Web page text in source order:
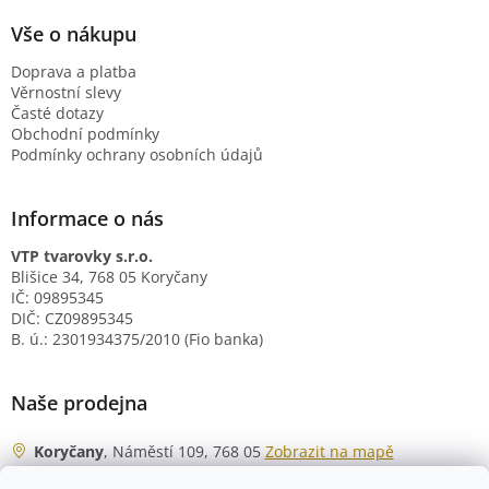
Vše o nákupu
Doprava a platba
Věrnostní slevy
Časté dotazy
Obchodní podmínky
Podmínky ochrany osobních údajů
Informace o nás
VTP tvarovky s.r.o.
Blišice 34, 768 05 Koryčany
IČ: 09895345
DIČ: CZ09895345
B. ú.: 2301934375/2010 (Fio banka)
Naše prodejna
Koryčany, Náměstí 109, 768 05 Zobrazit na mapě